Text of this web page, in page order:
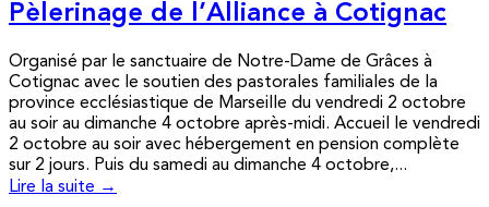
Pèlerinage de l’Alliance à Cotignac
Organisé par le sanctuaire de Notre-Dame de Grâces à
Cotignac avec le soutien des pastorales familiales de la
province ecclésiastique de Marseille du vendredi 2 octobre
au soir au dimanche 4 octobre après-midi. Accueil le vendredi
2 octobre au soir avec hébergement en pension complète
sur 2 jours. Puis du samedi au dimanche 4 octobre,...
Lire la suite →